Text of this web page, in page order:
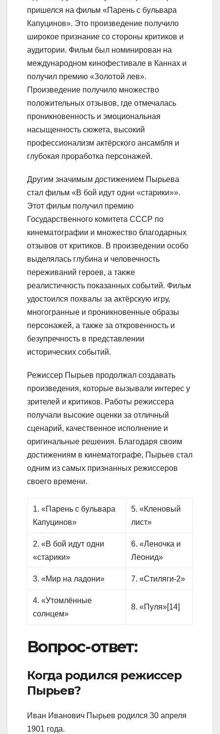
пришелся на фильм «Парень с бульвара
Капуцинов». Это произведение получило
широкое признание со стороны критиков и
аудитории. Фильм был номинирован на
международном кинофестивале в Каннах и
получил премию «Золотой лев».
Произведение получило множество
положительных отзывов, где отмечалась
проникновенность и эмоциональная
насыщенность сюжета, высокий
профессионализм актёрского ансамбля и
глубокая проработка персонажей.
Другим значимым достижением Пырьева
стал фильм «В бой идут одни «старики»».
Этот фильм получил премию
Государственного комитета СССР по
кинематографии и множество благодарных
отзывов от критиков. В произведении особо
выделялась глубина и человечность
переживаний героев, а также
реалистичность показанных событий. Фильм
удостоился похвалы за актёрскую игру,
многогранные и проникновенные образы
персонажей, а также за откровенность и
безупречность в представлении
исторических событий.
Режиссер Пырьев продолжал создавать
произведения, которые вызывали интерес у
зрителей и критиков. Работы режиссера
получали высокие оценки за отличный
сценарий, качественное исполнение и
оригинальные решения. Благодаря своим
достижениям в кинематографе, Пырьев стал
одним из самых признанных режиссеров
своего времени.
1. «Парень с бульвара
Капуцинов»
5. «Кленовый
лист»
2. «В бой идут одни
«старики»
6. «Леночка и
Леонид»
3. «Мир на ладони» 7. «Стиляги-2»
4. «Утомлённые
солнцем»
8. «Пуля»[14]
Вопрос-ответ:
Когда родился режиссер
Пырьев?
Иван Иванович Пырьев родился 30 апреля
1901 года.